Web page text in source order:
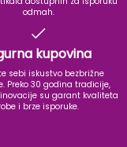
odmah.
kupovina
sebi iskustvo bezbrižne
Preko 30 godina tradicije,
su garant kvaliteta
i brze isporuke.